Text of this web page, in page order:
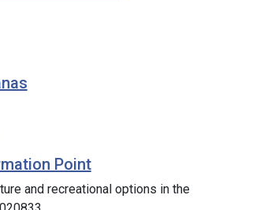
Point
and recreational options in the